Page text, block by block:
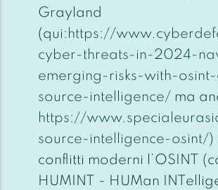
Grayland
(qui: https://
cyber-threats-in-2024-
emerging-risks-with-
source-intelligence/ ma
https://
source-intelligence-osint/)
conflitti moderni l’OSINT
HUMINT - HUMan